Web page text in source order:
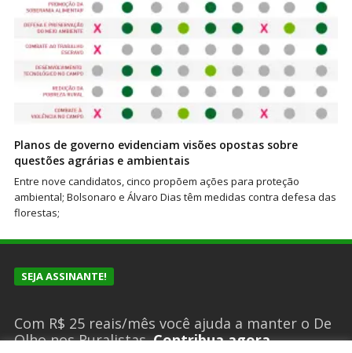
Planos de governo evidenciam visões opostas sobre
questões agrárias e ambientais
Entre nove candidatos, cinco propõem ações para proteção
ambiental; Bolsonaro e Álvaro Dias têm medidas contra defesa das
florestas;
SEJA ASSINANTE!
Com R$ 25 reais/mês você ajuda a manter o De
Olho nos Ruralistas.Contribua agora